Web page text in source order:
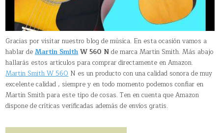
Gracias por visitar nuestro blog de música. En esta ocasión vamos a
hablar deMartin SmithW 560 Nde marca Martin Smith. Más abajo
hallarás estos artículos para comprar directamente en Amazon.
Martin Smith W 560N es un producto con una calidad sonora de muy
excelente calidad , siempre y en todo momento podemos confiar en
Martin Smith para este tipo de cosas. Ten en cuenta que Amazon
dispone de críticas verificadas además de envíos gratis.